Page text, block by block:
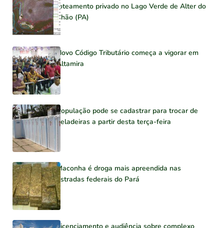
loteamento privado no Lago Verde de Alter do
Chão (PA)
Novo Código Tributário começa a vigorar em
Altamira
População pode se cadastrar para trocar de
geladeiras a partir desta terça-feira
Maconha é droga mais apreendida nas
estradas federais do Pará